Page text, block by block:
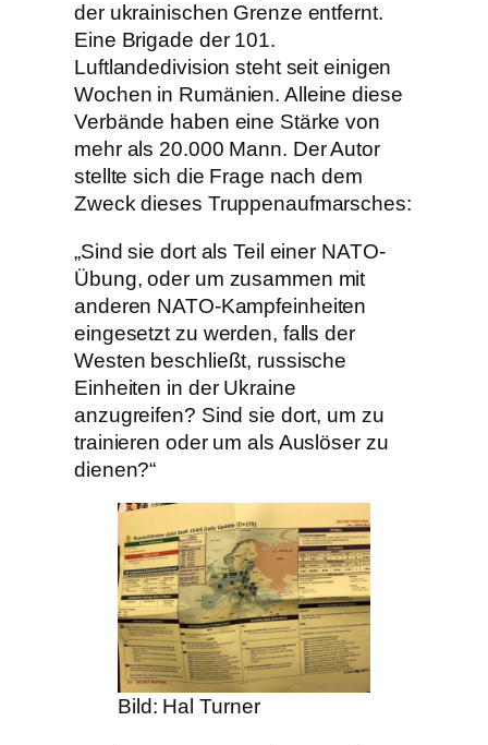
der ukrainischen Grenze entfernt.
Eine Brigade der 101.
Luftlandedivision steht seit einigen
Wochen in Rumänien. Alleine diese
Verbände haben eine Stärke von
mehr als 20.000 Mann. Der Autor
stellte sich die Frage nach dem
Zweck dieses Truppenaufmarsches:
„Sind sie dort als Teil einer NATO-
Übung, oder um zusammen mit
anderen NATO-Kampfeinheiten
eingesetzt zu werden, falls der
Westen beschließt, russische
Einheiten in der Ukraine
anzugreifen? Sind sie dort, um zu
trainieren oder um als Auslöser zu
dienen?“
Bild: Hal Turner